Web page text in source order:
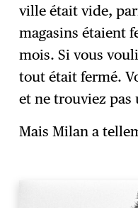
ville était vide,
magasins étaient
mois. Si vous
tout était fermé.
et ne trouviez pas
Mais Milan a